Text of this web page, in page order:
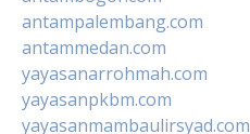
antampalembang.com
antammedan.com
yayasanarrohmah.com
yayasanpkbm.com
yayasanmambaulirsyad.com